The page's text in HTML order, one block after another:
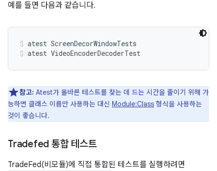
예를 들면 다음과 같습니다.
atest ScreenDecorWindowTests
atest VideoEncoderDecoderTest
참고: Atest가 올바른 테스트를 찾는 데 드는 시간을 줄이기 위해 가
능하면 클래스 이름만 사용하는 대신 Module:Class 형식을 사용하는
것이 좋습니다.
Tradefed 통합 테스트
TradeFed(비모듈)에 직접 통합된 테스트를 실행하려면